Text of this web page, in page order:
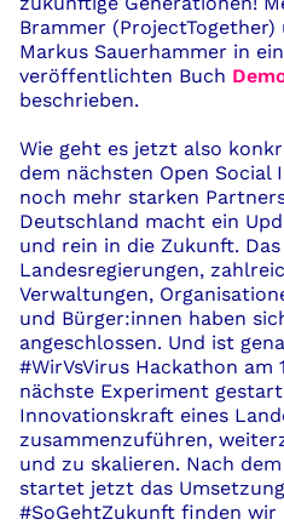
Brammer (ProjectTogether)
Markus Sauerhammer in ei
veröffentlichten Buch
beschrieben.
Wie geht es jetzt also
dem nächsten Open Social
noch mehr starken
Deutschland macht ein
und rein in die Zukunft. Das
Landesregierungen,
Verwaltungen,
und Bürger:innen haben
angeschlossen. Und ist
#WirVsVirus Hackathon am
nächste Experiment
Innovationskraft eines
zusammenzuführen,
und zu skalieren. Nach dem
startet jetzt das
#SoGehtZukunft finden wir